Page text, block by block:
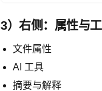
3）右侧：属性与
文件属性
AI 工具
摘要与解释